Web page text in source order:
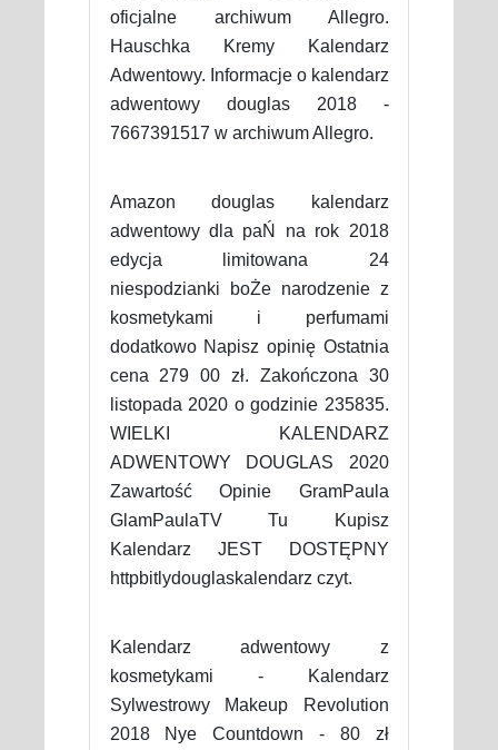
oficjalne archiwum Allegro.
Hauschka Kremy Kalendarz
Adwentowy. Informacje o kalendarz
adwentowy douglas 2018 -
7667391517 w archiwum Allegro.
Amazon douglas kalendarz
adwentowy dla paŃ na rok 2018
edycja limitowana 24
niespodzianki boŻe narodzenie z
kosmetykami i perfumami
dodatkowo Napisz opinię Ostatnia
cena 279 00 zł. Zakończona 30
listopada 2020 o godzinie 235835.
WIELKI KALENDARZ
ADWENTOWY DOUGLAS 2020
Zawartość Opinie GramPaula
GlamPaulaTV Tu Kupisz
Kalendarz JEST DOSTĘPNY
httpbitlydouglaskalendarz czyt.
Kalendarz adwentowy z
kosmetykami - Kalendarz
Sylwestrowy Makeup Revolution
2018 Nye Countdown - 80 zł